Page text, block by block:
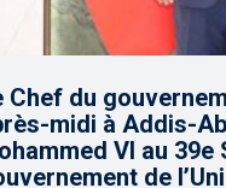
Chef du
midi à Addis-
VI au
de